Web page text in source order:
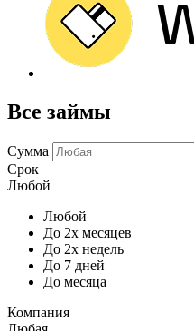
Все займы
Сумма
Срок
Любой
Любой
До 2х месяцев
До 2х недель
До 7 дней
До месяца
Компания